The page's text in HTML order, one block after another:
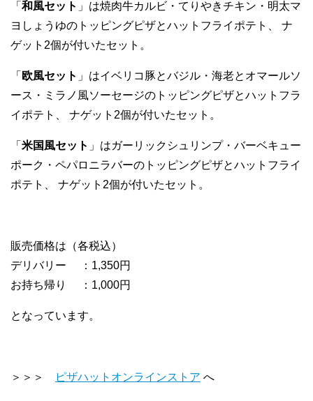
「 和風セット 」は焼肉牛カルビ・てりやきチキン・明太マ
ヨしょうゆのトッピングピザとハットフライポテト、 ナ
ゲット2個が付いたセット。
「 欧風セット 」はイベリコ豚とバジル・海老とオマールソ
ース・ミラノ風ソーセージのトッピングピザとハットフラ
イポテト、 ナゲット2個が付いたセット。
「 米国風セット 」はガーリックシュリンプ・バーベキュー
ポーク・ペパロニラバーのトッピングピザとハットフライ
ポテト、 ナゲット2個が付いたセット。
販売価格は（各税込）
デリバリー ：1,350円
お持ち帰り ：1,000円
となっています。
＞＞＞ ピザハットオンラインストア へ